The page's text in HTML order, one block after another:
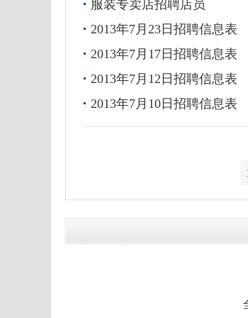
服装专卖店招聘店员
2013年7月23日招聘信息表
2013年7月17日招聘信息表
2013年7月12日招聘信息表
2013年7月10日招聘信息表